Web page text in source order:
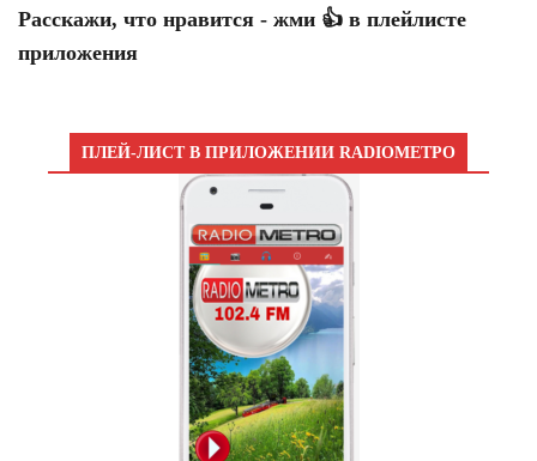
Расскажи, что нравится - жми 👍 в плейлисте
приложения
ПЛЕЙ-ЛИСТ В ПРИЛОЖЕНИИ RADIOМЕТРО